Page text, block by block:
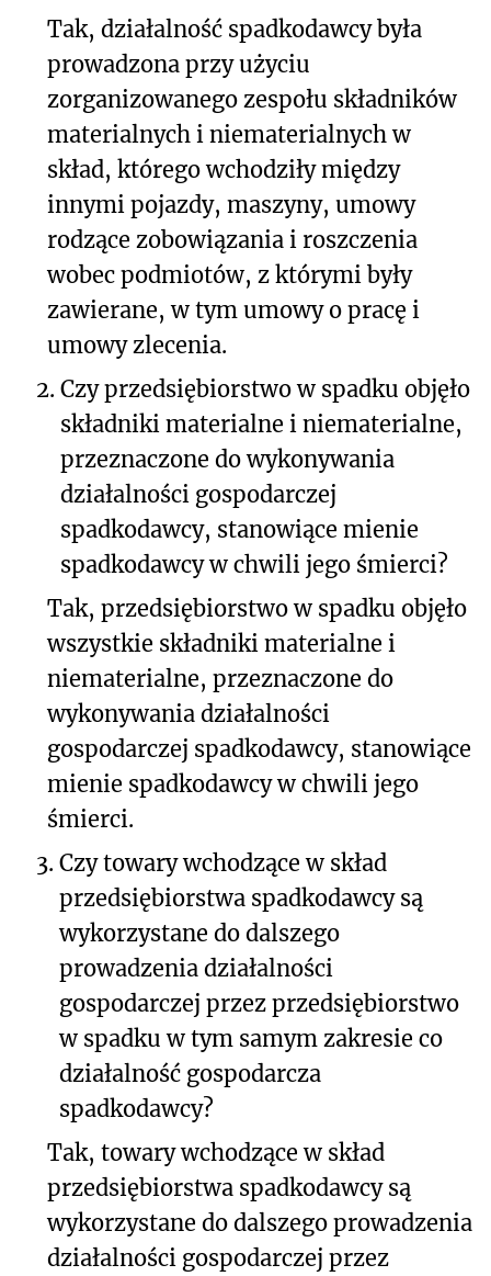
Tak, działalność spadkodawcy była
prowadzona przy użyciu
zorganizowanego zespołu składników
materialnych i niematerialnych w
skład, którego wchodziły między
innymi pojazdy, maszyny, umowy
rodzące zobowiązania i roszczenia
wobec podmiotów, z którymi były
zawierane, w tym umowy o pracę i
umowy zlecenia.
2. Czy przedsiębiorstwo w spadku objęło
składniki materialne i niematerialne,
przeznaczone do wykonywania
działalności gospodarczej
spadkodawcy, stanowiące mienie
spadkodawcy w chwili jego śmierci?
Tak, przedsiębiorstwo w spadku objęło
wszystkie składniki materialne i
niematerialne, przeznaczone do
wykonywania działalności
gospodarczej spadkodawcy, stanowiące
mienie spadkodawcy w chwili jego
śmierci.
3. Czy towary wchodzące w skład
przedsiębiorstwa spadkodawcy są
wykorzystane do dalszego
prowadzenia działalności
gospodarczej przez przedsiębiorstwo
w spadku w tym samym zakresie co
działalność gospodarcza
spadkodawcy?
Tak, towary wchodzące w skład
przedsiębiorstwa spadkodawcy są
wykorzystane do dalszego prowadzenia
działalności gospodarczej przez